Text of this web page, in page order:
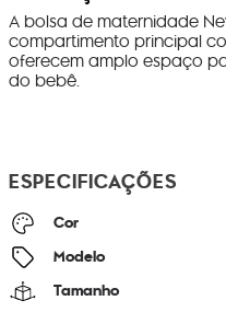
A bolsa de maternidade
compartimento principal
oferecem amplo espaço
do bebê.
ESPECIFICAÇÕES
Cor
Modelo
Tamanho